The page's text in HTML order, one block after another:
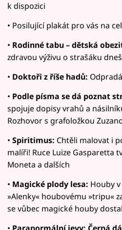
k dispozici
• Posilující plakát pro vás na
• Rodinné tabu – dětská
zdravou výživu o strašáku
• Doktoři z říše hadů:
• Podle písma se dá poznat
spojuje dopisy vrahů a
Rozhovor s grafoložkou
• Spiritimus: Chtěli malovat i
malíři! Ruce Luize Gasparetta
Moneta a dalších
• Magické plody lesa: Houby
»Alenky« houbovému »tripu«
se vůbec magické houby